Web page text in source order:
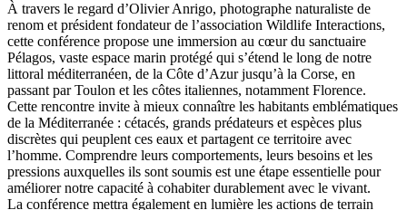
À travers le regard d’Olivier Anrigo, photographe naturaliste de
renom et président fondateur de l’association Wildlife Interactions,
cette conférence propose une immersion au cœur du sanctuaire
Pélagos, vaste espace marin protégé qui s’étend le long de notre
littoral méditerranéen, de la Côte d’Azur jusqu’à la Corse, en
passant par Toulon et les côtes italiennes, notamment Florence.
Cette rencontre invite à mieux connaître les habitants emblématiques
de la Méditerranée : cétacés, grands prédateurs et espèces plus
discrètes qui peuplent ces eaux et partagent ce territoire avec
l’homme. Comprendre leurs comportements, leurs besoins et les
pressions auxquelles ils sont soumis est une étape essentielle pour
améliorer notre capacité à cohabiter durablement avec le vivant.
La conférence mettra également en lumière les actions de terrain